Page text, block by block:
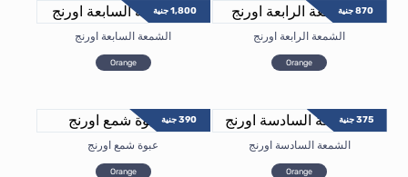
الشمعة الرابعة اورنج
Orange
870جنية
الشمعة السابعة اورنج
Orange
1,800جنية
الشمعة السادسة اورنج
Orange
375جنية
عبوة شمع اورنج
Orange
390جنية